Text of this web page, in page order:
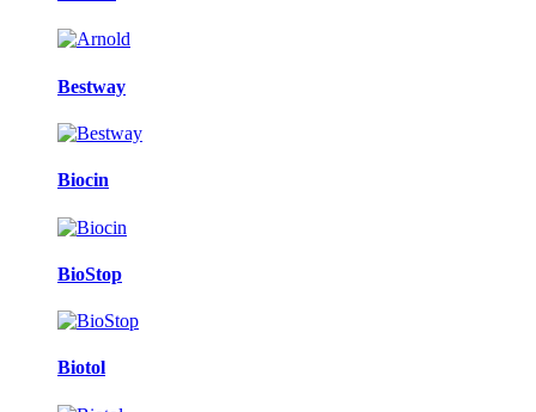
Bestway
Biocin
BioStop
Biotol